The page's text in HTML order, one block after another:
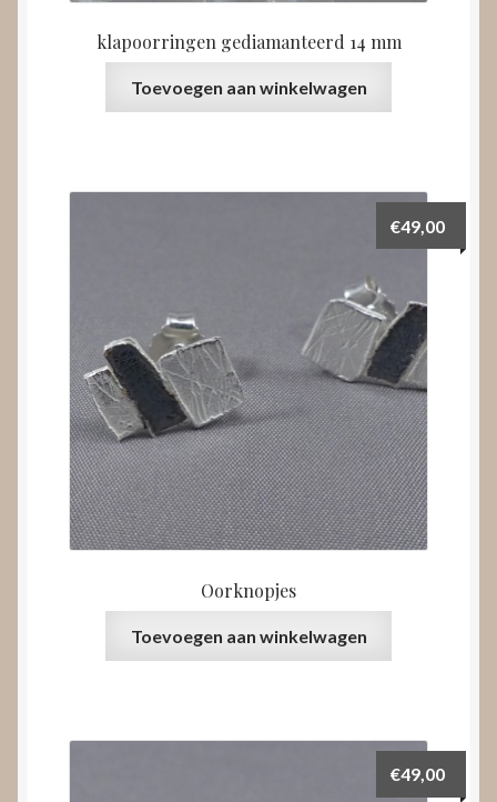
klapoorringen gediamanteerd 14 mm
Toevoegen aan winkelwagen
Oorknopjes
€49,00
Toevoegen aan winkelwagen
€49,00